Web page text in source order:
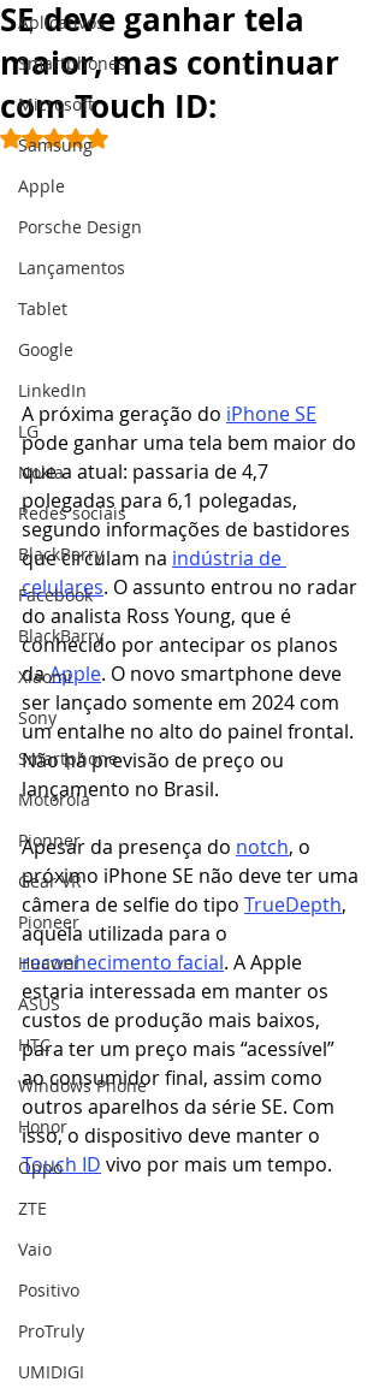
Aplicativos
Smartphones
Microsoft
Samsung
Apple
Porsche Design
Lançamentos
Tablet
Google
LinkedIn
LG
Nokia
Redes sociais
BlackBerry
Facebook
BlackBarry
Xiaomi
Sony
Smartphone
Motorola
Pionner
Gear VR
Pioneer
Huawei
ASUS
HTC
Windows Phone
Honor
Oppo
ZTE
Vaio
Positivo
ProTruly
UMIDIGI
SE deve ganhar tela
maior, mas continuar
com Touch ID:
Avaliado com NaN de 5 estrelas.
A próxima geração do iPhone SE
pode ganhar uma tela bem maior do
que a atual: passaria de 4,7
polegadas para 6,1 polegadas,
segundo informações de bastidores
que circulam na indústria de
celulares. O assunto entrou no radar
do analista Ross Young, que é
conhecido por antecipar os planos
da Apple. O novo smartphone deve
ser lançado somente em 2024 com
um entalhe no alto do painel frontal.
Não há previsão de preço ou
lançamento no Brasil.
Apesar da presença do notch, o
próximo iPhone SE não deve ter uma
câmera de selfie do tipo TrueDepth,
aquela utilizada para o
reconhecimento facial. A Apple
estaria interessada em manter os
custos de produção mais baixos,
para ter um preço mais “acessível”
ao consumidor final, assim como
outros aparelhos da série SE. Com
isso, o dispositivo deve manter o
Touch ID vivo por mais um tempo.